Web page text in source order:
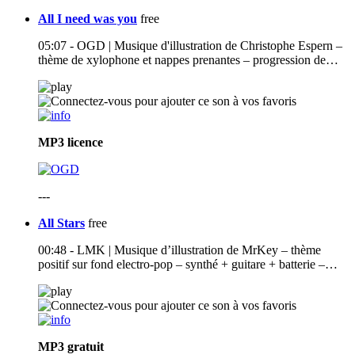
All I need was you free
05:07 - OGD | Musique d'illustration de Christophe Espern –
thème de xylophone et nappes prenantes – progression de…
MP3 licence
---
All Stars free
00:48 - LMK | Musique d’illustration de MrKey – thème
positif sur fond electro-pop – synthé + guitare + batterie –…
MP3 gratuit